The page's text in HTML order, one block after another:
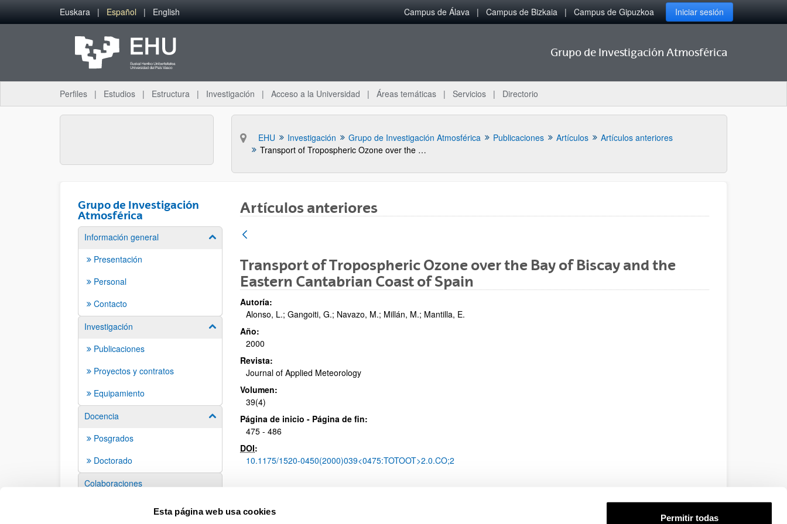
Esta página web usa cookies
Permitir todas
Saltar al contenido principal
Euskara Español English Campus de Álava Campus de Bizkaia Campus de Gipuzkoa Iniciar sesión
Grupo de Investigación Atmosférica
Perfiles Estudios Estructura Investigación Acceso a la Universidad Áreas temáticas Servicios Directorio
EHU Investigación Grupo de Investigación Atmosférica Publicaciones Artículos
Artículos anteriores
Transport of Tropospheric Ozone over the Bay of Biscay and the Eastern Cantabrian Coast of Spain
Grupo de Investigación
Atmosférica
Información general Mostrar/ocultar subpáginas
Presentación
Personal
Contacto
Investigación
Mostrar/ocultar subpáginas
Publicaciones
Proyectos y contratos
Equipamiento
Docencia
Mostrar/ocultar subpáginas
Posgrados
Doctorado
Colaboraciones
Artículos anteriores
Transport of Tropospheric Ozone over the Bay of Biscay and the
Eastern Cantabrian Coast of Spain
Autoría:
Alonso, L.; Gangoiti, G.; Navazo, M.; Millán, M.; Mantilla, E.
Año:
2000
Revista:
Journal of Applied Meteorology
Volumen:
39(4)
Página de inicio - Página de fin:
475 - 486
DOI:
10.1175/1520-0450(2000)039<0475:TOTOOT>2.0.CO;2